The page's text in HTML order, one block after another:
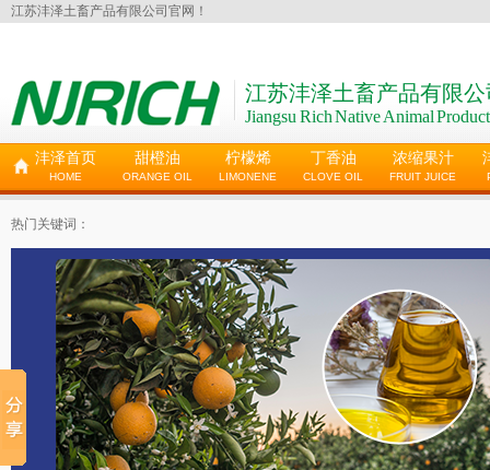
江苏沣泽土畜产品有限公司官网！
江苏沣泽土畜产品有限公
Jiangsu Rich Native Animal
沣泽首页
HOME
甜橙油
ORANGE OIL
柠檬烯
LIMONENE
丁香油
CLOVE OIL
浓缩果汁
FRUIT JUICE
热门关键词：